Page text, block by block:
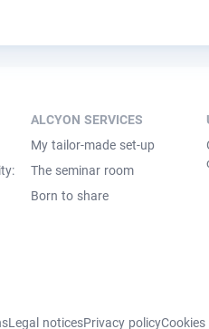
ALCYON SERVICES
My tailor-made set-up
The seminar room
Born to share
Legal noticesPrivacy policyCookies